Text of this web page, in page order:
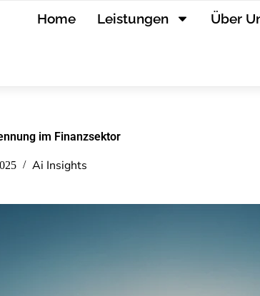
Home Leistungen Über
im Finanzsektor
Ai Insights